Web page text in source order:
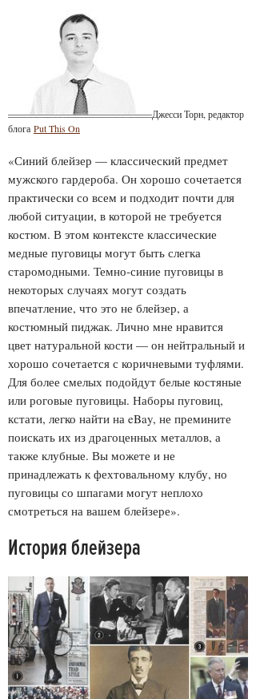
Джесси Торн, редактор
блога Put This On
«Синий блейзер — классический предмет
мужского гардероба. Он хорошо сочетается
практически со всем и подходит почти для
любой ситуации, в которой не требуется
костюм. В этом контексте классические
медные пуговицы могут быть слегка
старомодными. Темно-синие пуговицы в
некоторых случаях могут создать
впечатление, что это не блейзер, а
костюмный пиджак. Лично мне нравится
цвет натуральной кости — он нейтральный и
хорошо сочетается с коричневыми туфлями.
Для более смелых подойдут белые костяные
или роговые пуговицы. Наборы пуговиц,
кстати, легко найти на eBay, не премините
поискать их из драгоценных металлов, а
также клубные. Вы можете и не
принадлежать к фехтовальному клубу, но
пуговицы со шпагами могут неплохо
смотреться на вашем блейзере».
История блейзера